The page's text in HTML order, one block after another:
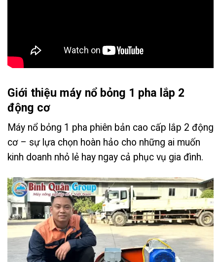
Giới thiệu máy nổ bỏng 1 pha lắp 2
động cơ
Máy nổ bỏng 1 pha phiên bản cao cấp lắp 2 động
cơ – sự lựa chọn hoàn hảo cho những ai muốn
kinh doanh nhỏ lẻ hay ngay cả phục vụ gia đình.